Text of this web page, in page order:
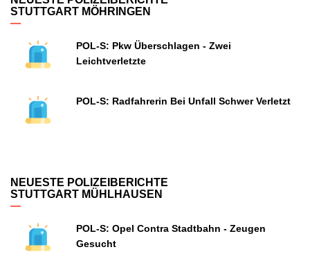
STUTTGART MÖHRINGEN
POL-S: Pkw Überschlagen - Zwei
Leichtverletzte
POL-S: Radfahrerin Bei Unfall Schwer Verletzt
NEUESTE POLIZEIBERICHTE
STUTTGART MÜHLHAUSEN
POL-S: Opel Contra Stadtbahn - Zeugen
Gesucht